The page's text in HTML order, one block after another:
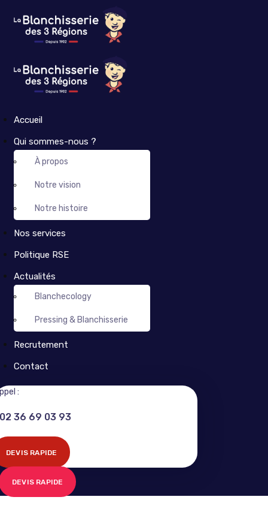
Accueil
Qui sommes-nous ?
À propos
Notre vision
Notre histoire
Nos services
Politique RSE
Actualités
Blanchecology
Pressing & Blanchisserie
Recrutement
Contact
:
02 36 69 03 93
DEVIS RAPIDE
DEVIS RAPIDE